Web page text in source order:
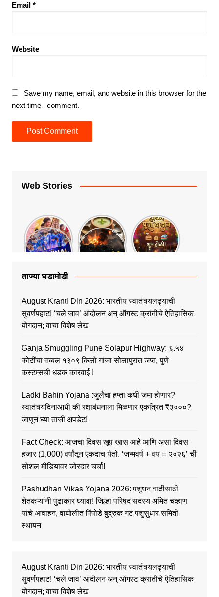
Email *
Website
Save my name, email, and website in this browser for the
next time I comment.
Web Stories
ताज्या घडामोडी
August Kranti Din 2026: भारतीय स्वातंत्र्यलढ्याची
सुवर्णपहाट! ‘चले जाव’ आंदोलन अन् ऑगस्ट क्रांतीचे ऐतिहासिक
योगदान; वाचा विशेष लेख
Ganja Smuggling Pune Solapur Highway: ६.५४
कोटींचा तब्बल १३०९ किलो गांजा सोलापुरात जप्त, पुणे
कस्टम्सची धडक कारवाई !
Ladki Bahin Yojana :जुलैचा हप्ता कधी जमा होणार?
स्वातंत्र्यदिनाआधी की रक्षाबंधनाला मिळणार एकत्रित ₹३०००?
जाणून घ्या ताजी अपडेट!
Fact Check: आजचा दिवस खूप खास आहे आणि असा दिवस
हजार (1,000) वर्षांतून एकदाच येतो. ‘जन्मवर्ष + वय = २०२६’ ची
सोशल मीडियावर जोरदार चर्चा!
Pashudhan Vikas Yojana 2026: पशुधन वाढीसाठी
शेतकऱ्यांनी पुढाकार घ्यावा! जिल्हा परिषद सदस्य अमित चव्हाण
यांचे आवाहन; वाघोलीत पिंपोडे बुद्रुक गट पशुसुधार समिती
स्थापन
August Kranti Din 2026: भारतीय स्वातंत्र्यलढ्याची
सुवर्णपहाट! ‘चले जाव’ आंदोलन अन् ऑगस्ट क्रांतीचे ऐतिहासिक
योगदान; वाचा विशेष लेख